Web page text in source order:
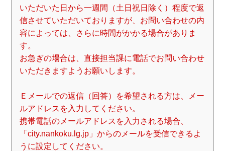
いただいた日から一週間（土日祝日除く）程度で返
信させていただいておりますが、お問い合わせの内
容によっては、さらに時間がかかる場合がありま
す。
お急ぎの場合は、直接担当課に電話でお問い合わせ
いただきますようお願いします。
Ｅメールでの返信（回答）を希望される方は、メー
ルアドレスを入力してください。
携帯電話のメールアドレスを入力される場合、
「city.nankoku.lg.jp」からのメールを受信できるよ
うに設定してください。